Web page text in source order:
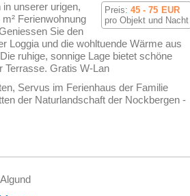
Preis: 45 - 75 EUR
pro Objekt und Nacht
unserer urigen,
Ferien­wohnung
Sie den
Loggia und die wohltuende Wärme aus
ruhige, sonnige Lage bietet schöne
Terrasse. Gratis W-Lan
Servus im Ferienhaus der Familie
der Naturlandschaft der Nockbergen -
Algund